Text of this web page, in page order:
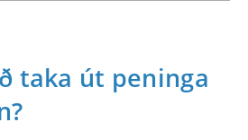
taka út peninga